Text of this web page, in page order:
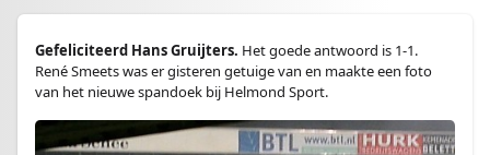
Gefeliciteerd Hans Gruijters. Het goede antwoord is 1-1.
René Smeets was er gisteren getuige van en maakte een foto
van het nieuwe spandoek bij Helmond Sport.